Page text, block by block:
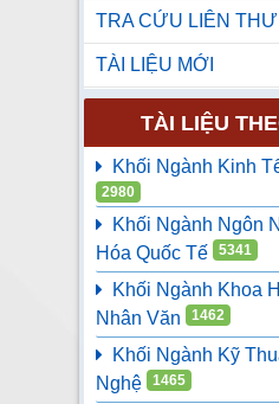
TRA CỨU LIÊN THƯ
TÀI LIỆU MỚI
TÀI LIỆU
Khối Ngành Kinh
2980
Khối Ngành Ngôn
Hóa Quốc Tế 5341
Khối Ngành Khoa
Nhân Văn 1462
Khối Ngành Kỹ
Nghệ 1465